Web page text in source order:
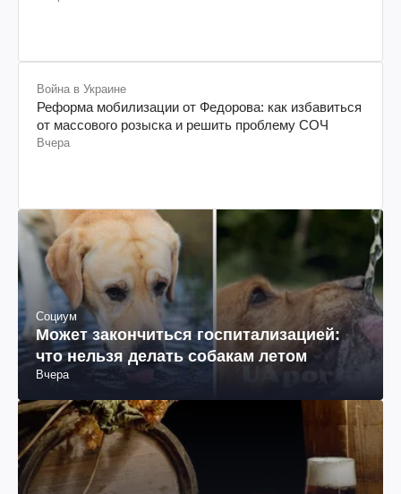
Война в Украине
Реформа мобилизации от Федорова: как избавиться
от массового розыска и решить проблему СОЧ
Вчера
Социум
Может закончиться госпитализацией:
что нельзя делать собакам летом
Вчера